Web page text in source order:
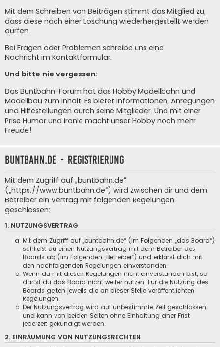
Mit dem Schreiben von Beiträgen stimmt das Mitglied zu,
dass diese nach einer Löschung wiederhergestellt werden
dürfen.
Bei Fragen oder Problemen schreibe uns eine
Nachricht im Kontaktformular.
Und bitte nie vergessen:
Das Buntbahn-Forum hat das Hobby Modellbahn und
Modellbau zum Inhalt. Es bietet Informationen, Anregungen
und Hilfestellungen durch seine Mitglieder. Und mit einer
Prise Humor und Ironie macht unser Hobby noch mehr
Freude!
buntbahn.de - Registrierung
Mit dem Zugriff auf „buntbahn.de“
(„https://www.buntbahn.de“) wird zwischen dir und dem
Betreiber ein Vertrag mit folgenden Regelungen
geschlossen:
1. NUTZUNGSVERTRAG
Mit dem Zugriff auf „buntbahn.de“ (im Folgenden „das Board“)
schließt du einen Nutzungsvertrag mit dem Betreiber des
Boards ab (im Folgenden „Betreiber“) und erklärst dich mit
den nachfolgenden Regelungen einverstanden.
Wenn du mit diesen Regelungen nicht einverstanden bist, so
darfst du das Board nicht weiter nutzen. Für die Nutzung des
Boards gelten jeweils die an dieser Stelle veröffentlichten
Regelungen.
Der Nutzungsvertrag wird auf unbestimmte Zeit geschlossen
und kann von beiden Seiten ohne Einhaltung einer Frist
jederzeit gekündigt werden.
2. EINRÄUMUNG VON NUTZUNGSRECHTEN